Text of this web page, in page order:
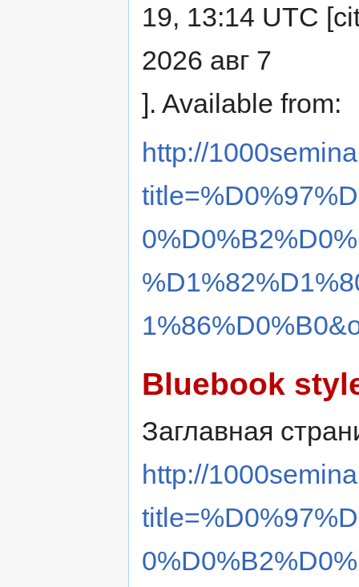
19, 13:14 UTC
2026 авг 7
]. Available from:
http://
Bluebook
Заглавная
http://